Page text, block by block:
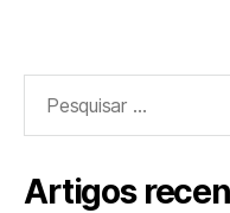
por:
Artigos